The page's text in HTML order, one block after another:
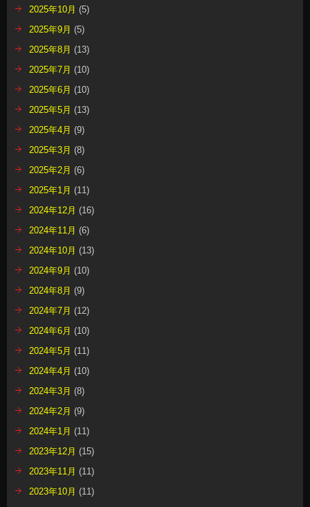
2025年10月 (5)
2025年9月 (5)
2025年8月 (13)
2025年7月 (10)
2025年6月 (10)
2025年5月 (13)
2025年4月 (9)
2025年3月 (8)
2025年2月 (6)
2025年1月 (11)
2024年12月 (16)
2024年11月 (6)
2024年10月 (13)
2024年9月 (10)
2024年8月 (9)
2024年7月 (12)
2024年6月 (10)
2024年5月 (11)
2024年4月 (10)
2024年3月 (8)
2024年2月 (9)
2024年1月 (11)
2023年12月 (15)
2023年11月 (11)
2023年10月 (11)